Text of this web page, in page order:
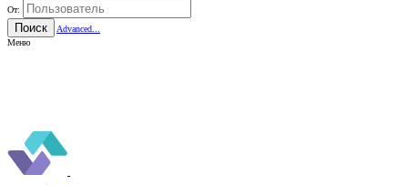
От:
Поиск
Advanced...
Меню